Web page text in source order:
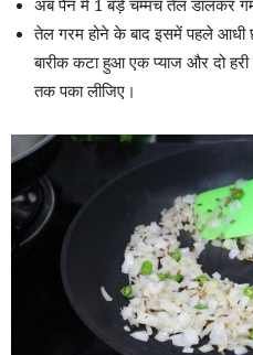
अब पैन में 1 बड़े चम्मच तेल डालकर
तेल गरम होने के बाद इसमें पहले आधी
बारीक कटा हुआ एक प्याज और दो हरी
तक पका लीजिए।